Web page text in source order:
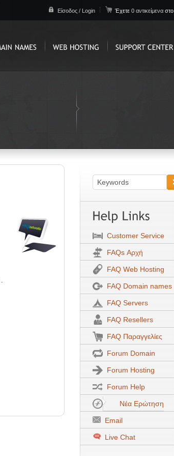
Είσοδος / Login Έχετε 0 αντικείμενα στο
Customer Service
FAQs Αρχή
FAQ Web Hosting
FAQ Domain names
FAQ Servers
FAQ Resellers
FAQ Παραγγελίες
Forum Domain
Forum Hosting
Forum Help
Νέα Ερώτηση
Email
Live Chat